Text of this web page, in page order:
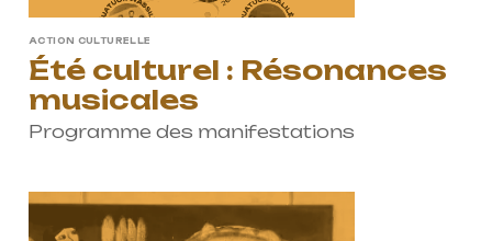
ACTION CULTURELLE
Été culturel : Résonances
musicales
Programme des manifestations
CONTACT
NEWSLETTER
PETITES ANNONCES